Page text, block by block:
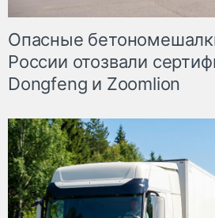
Опасные
России отозвали
Dongfeng и Zoomlion